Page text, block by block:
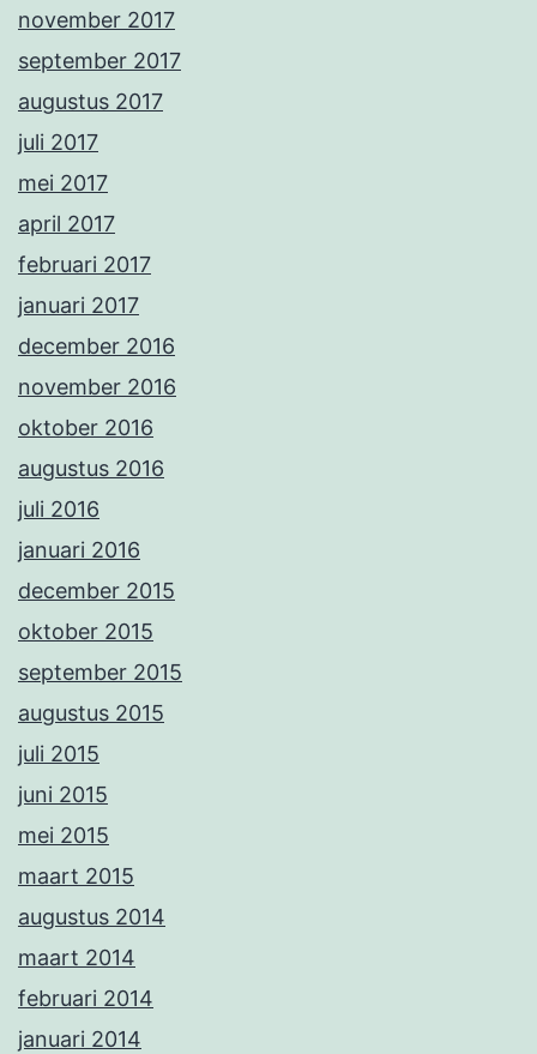
november 2017
september 2017
augustus 2017
juli 2017
mei 2017
april 2017
februari 2017
januari 2017
december 2016
november 2016
oktober 2016
augustus 2016
juli 2016
januari 2016
december 2015
oktober 2015
september 2015
augustus 2015
juli 2015
juni 2015
mei 2015
maart 2015
augustus 2014
maart 2014
februari 2014
januari 2014